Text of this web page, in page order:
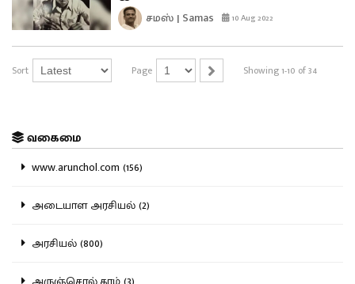
சமஸ் | Samas 10 Aug 2022
Sort Page Showing 1-10 of 34
வகைமை
www.arunchol.com (156)
அடையாள அரசியல் (2)
அரசியல் (800)